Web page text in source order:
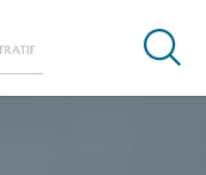
Ouvrir